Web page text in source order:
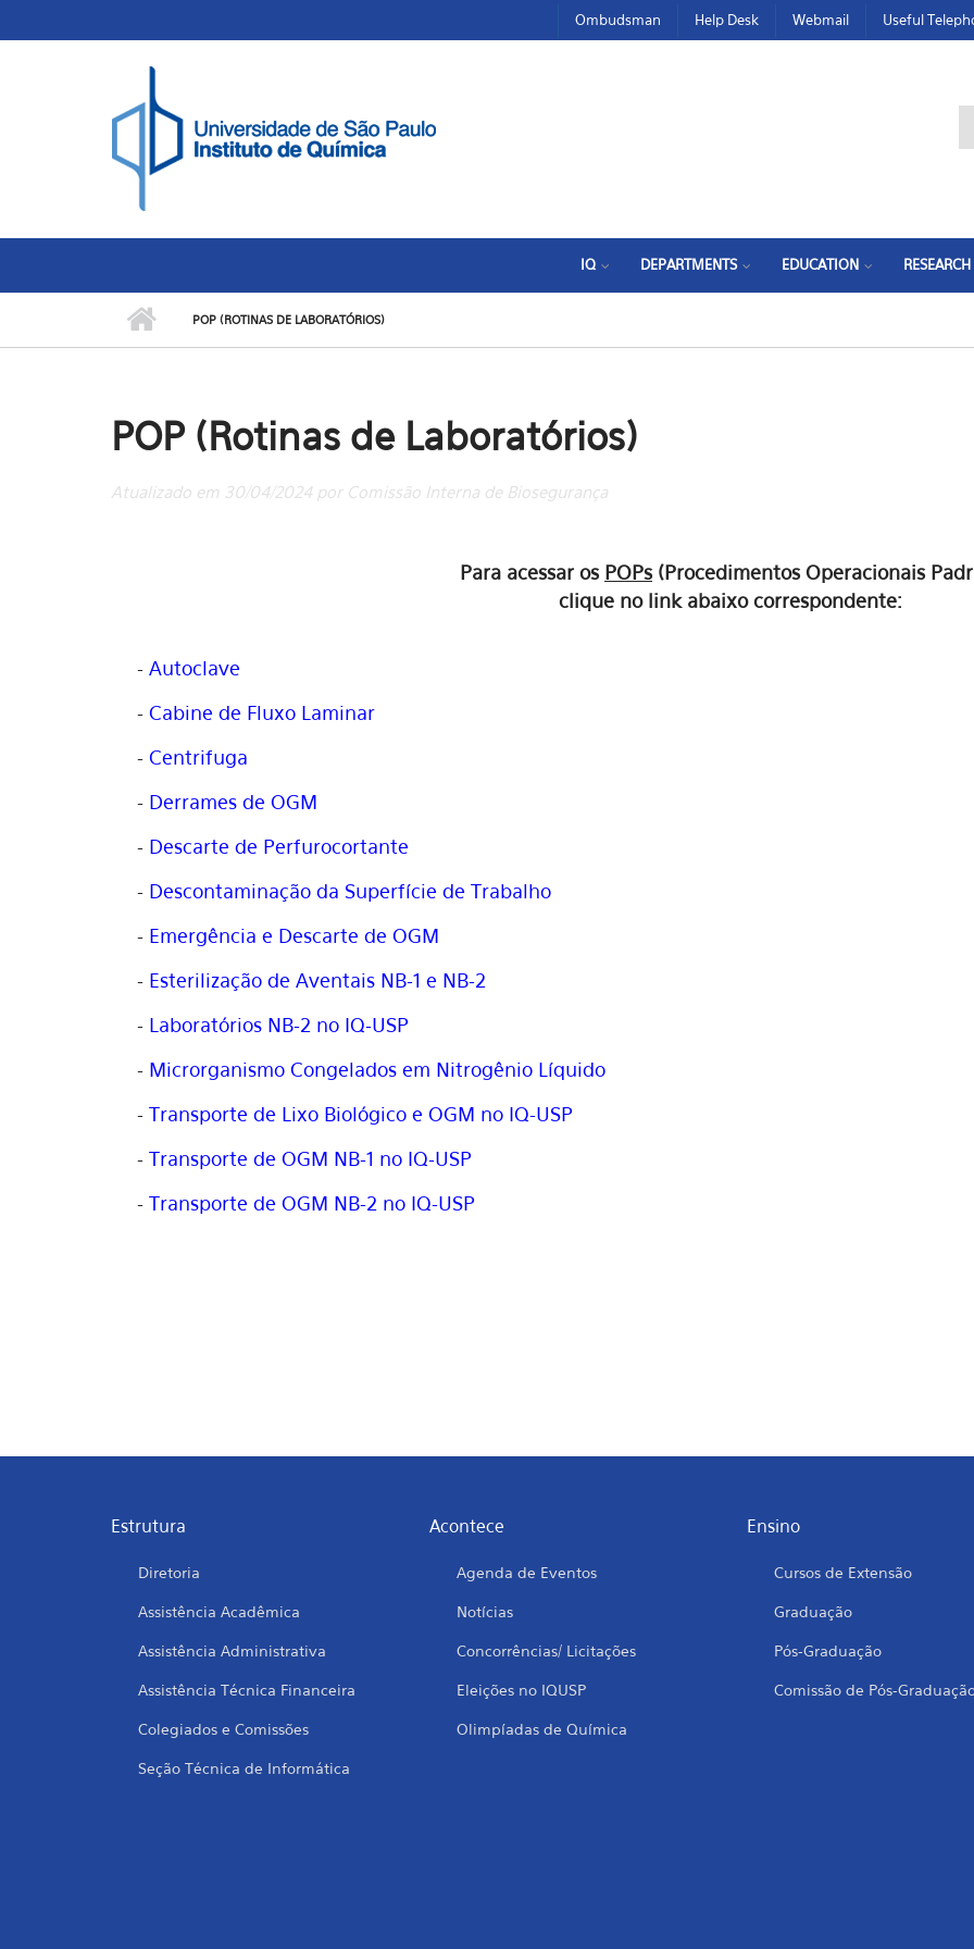
Ombudsman Help Desk Webmail Useful
IQ DEPARTMENTS EDUCATION RESEARCH
POP (ROTINAS DE LABORATÓRIOS)
POP (Rotinas de Laboratórios)
Atualizado em 30/04/2024 por Comissão Interna de Biosegurança
Para acessar os POPs (Procedimentos Operacionais
clique no link abaixo correspondente:
- Autoclave
- Cabine de Fluxo Laminar
- Centrifuga
- Derrames de OGM
- Descarte de Perfurocortante
- Descontaminação da Superfície de Trabalho
- Emergência e Descarte de OGM
- Esterilização de Aventais NB-1 e NB-2
- Laboratórios NB-2 no IQ-USP
- Microrganismo Congelados em Nitrogênio Líquido
- Transporte de Lixo Biológico e OGM no IQ-USP
- Transporte de OGM NB-1 no IQ-USP
- Transporte de OGM NB-2 no IQ-USP
Estrutura
Diretoria
Assistência Acadêmica
Assistência Administrativa
Assistência Técnica Financeira
Colegiados e Comissões
Seção Técnica de Informática
Acontece
Agenda de Eventos
Notícias
Concorrências/ Licitações
Eleições no IQUSP
Olimpíadas de Química
Ensino
Cursos de Extensão
Graduação
Pós-Graduação
Comissão de Pós-